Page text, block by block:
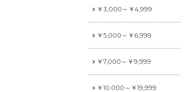
￥3,000～￥4,999
￥5,000～￥6,999
￥7,000～￥9,999
￥10.000～￥19,999